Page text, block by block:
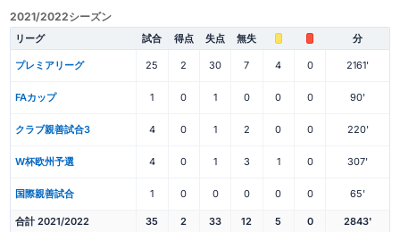
2021/2022シーズン
リーグ 試合 得点 失点 無失 分
プレミアリーグ 25 2 30 7 4 0 2161'
FAカップ 1 0 1 0 0 0 90'
クラブ親善試合3 4 0 1 2 0 0 220'
W杯欧州予選 4 0 1 3 1 0 307'
国際親善試合 1 0 0 0 0 0 65'
合計 2021/2022 35 2 33 12 5 0 2843'